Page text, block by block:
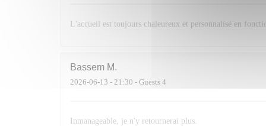
L'accueil est toujours chaleureux et personnalisé en
Bassem M
2026-06-13 - 21:30 - Guests 4
Inmanageable, je n'y retournerai plus.